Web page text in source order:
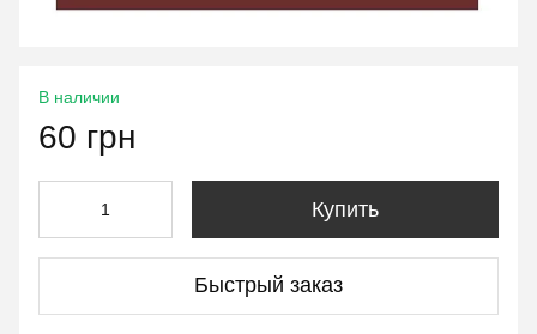
В наличии
60 грн
Купить
Быстрый заказ